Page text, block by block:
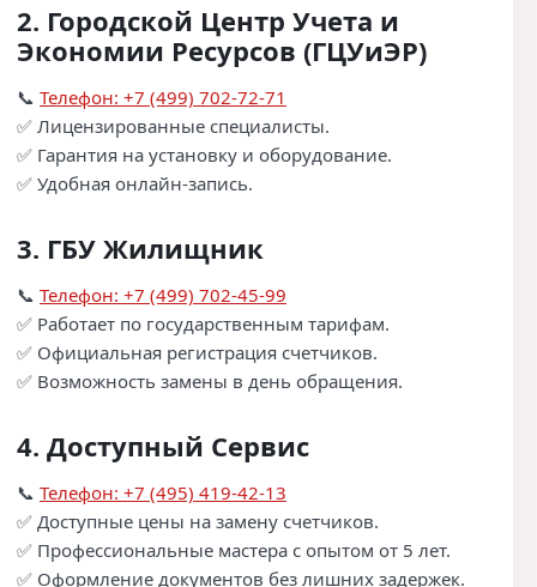
2. Городской Центр Учета и
Экономии Ресурсов (ГЦУиЭР)
📞 Телефон: +7 (499) 702-72-71
✅ Лицензированные специалисты.
✅ Гарантия на установку и оборудование.
✅ Удобная онлайн-запись.
3. ГБУ Жилищник
📞 Телефон: +7 (499) 702-45-99
✅ Работает по государственным тарифам.
✅ Официальная регистрация счетчиков.
✅ Возможность замены в день обращения.
4. Доступный Сервис
📞 Телефон: +7 (495) 419-42-13
✅ Доступные цены на замену счетчиков.
✅ Профессиональные мастера с опытом от 5 лет.
✅ Оформление документов без лишних задержек.